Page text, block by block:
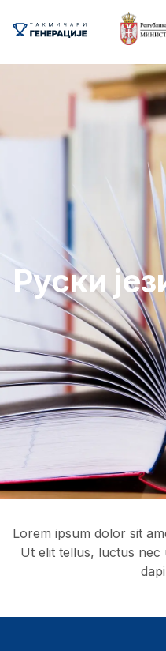
Руски
Lorem ipsum dolor sit
Ut elit tellus, luctus